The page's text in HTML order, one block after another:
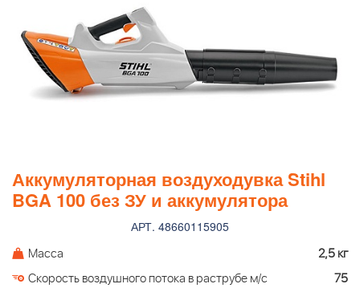
Аккумуляторная воздуходувка Stihl
BGA 100 без ЗУ и аккумулятора
АРТ. 48660115905
Масса
2,5 кг
Скорость воздушного потока в раструбе м/с
75